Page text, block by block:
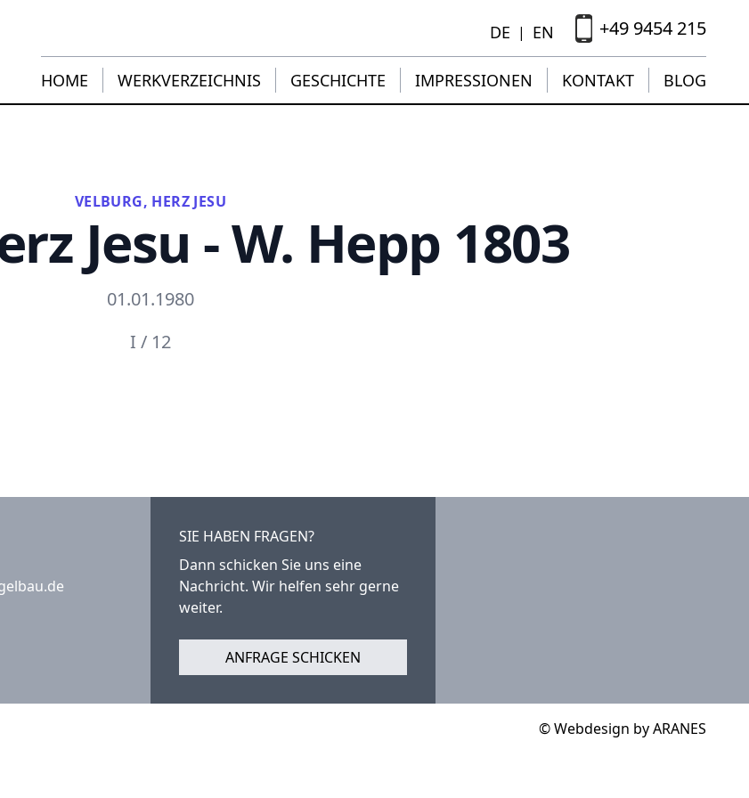
DE | EN +49 9454 215
HOME WERKVERZEICHNIS GESCHICHTE IMPRESSIONEN KONTAKT BLOG
VELBURG, HERZ JESU
Jesu - W. Hepp 1803
01.01.1980
I / 12
SIE HABEN FRAGEN?
Dann schicken Sie uns eine
Nachricht. Wir helfen sehr gerne
weiter.
ANFRAGE SCHICKEN
© Webdesign by ARANES